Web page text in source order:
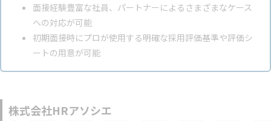
面接経験豊富な社員、パートナーによるさまざまなケース
への対応が可能
初期面接時にプロが使用する明確な採用評価基準や評価シ
ートの用意が可能
株式会社HRアソシエ